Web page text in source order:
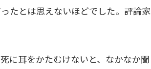
たとは思えないほどでした。評論家
に耳をかたむけないと、なかなか聞